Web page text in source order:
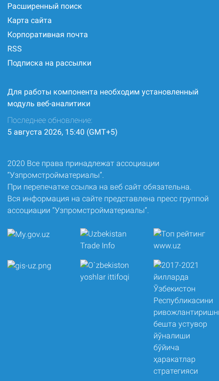
Расширенный поиск
Карта сайта
Корпоративная почта
RSS
Подписка на рассылки
Для работы компонента необходим установленный
модуль веб-аналитики
Последнее обновление:
5 августа 2026, 15:40 (GMT+5)
2020 Все права принадлежат ассоциации
“Узпромстройматериалы”.
При перепечатке ссылка на веб сайт обязательна.
Вся информация на сайте представлена пресс группой
ассоциации “Узпромстройматериалы”.